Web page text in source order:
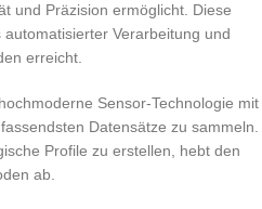
und Präzision ermöglicht. Diese
Verarbeitung und
erreicht.
Sensor-Technologie mit
Datensätze zu sammeln.
Profile zu erstellen, hebt den
ab.